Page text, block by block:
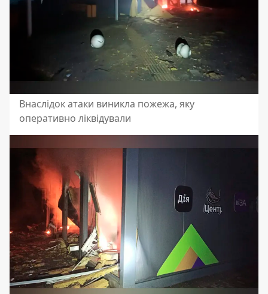
Внаслідок атаки виникла пожежа, яку
оперативно ліквідували